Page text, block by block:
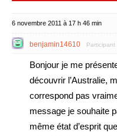
6 novembre 2011 à 17 h 46 min
benjamin14610 Participant
Bonjour je me
découvrir l’Australie,
correspond pas
message je souhaite
même état d’esprit